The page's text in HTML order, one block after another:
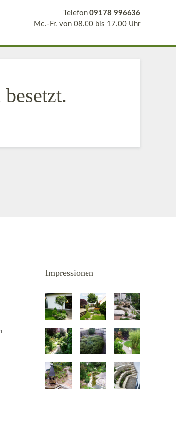
Telefon 09178 996636
Mo.-Fr. von 08.00 bis 17.00 Uhr
Impressionen